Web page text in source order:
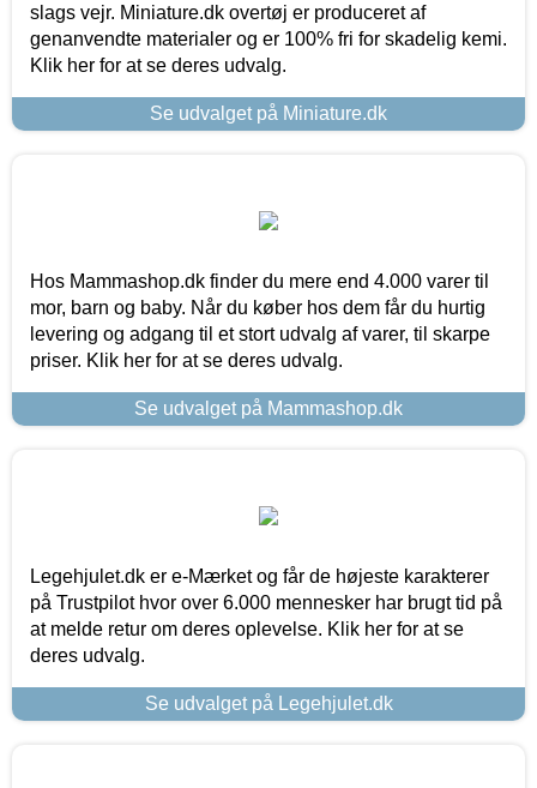
slags vejr. Miniature.dk overtøj er produceret af
genanvendte materialer og er 100% fri for skadelig kemi.
Klik her for at se deres udvalg.
Se udvalget på Miniature.dk
Hos Mammashop.dk finder du mere end 4.000 varer til
mor, barn og baby. Når du køber hos dem får du hurtig
levering og adgang til et stort udvalg af varer, til skarpe
priser. Klik her for at se deres udvalg.
Se udvalget på Mammashop.dk
Legehjulet.dk er e-Mærket og får de højeste karakterer
på Trustpilot hvor over 6.000 mennesker har brugt tid på
at melde retur om deres oplevelse. Klik her for at se
deres udvalg.
Se udvalget på Legehjulet.dk